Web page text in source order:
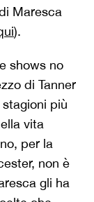
Maresca
).
shows no
di Tanner
più
vita
per la
non è
gli ha